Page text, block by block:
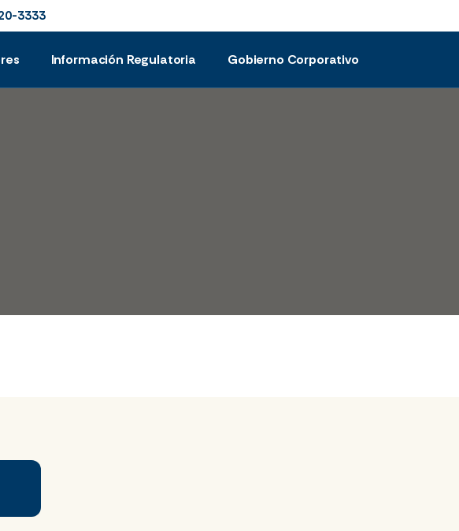
3333
Información Regulatoria Gobierno Corporativo